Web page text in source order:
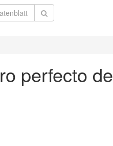
perfecto